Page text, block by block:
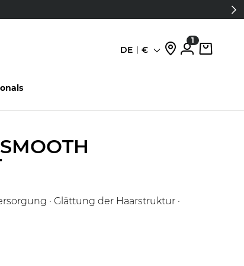
Sprache
DE €
1
· Glättung der Haarstruktur ·